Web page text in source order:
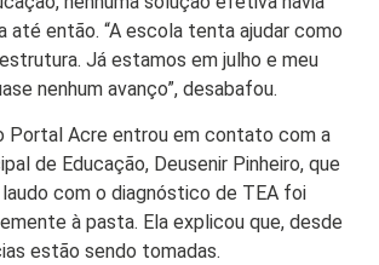
de
até então. “A escola tenta ajudar como
Já estamos em julho e meu
nenhum avanço”, desabafou.
Portal Acre entrou em contato com a
de Educação, Deusenir Pinheiro, que
com o diagnóstico de TEA foi
à pasta. Ela explicou que, desde
estão sendo tomadas.